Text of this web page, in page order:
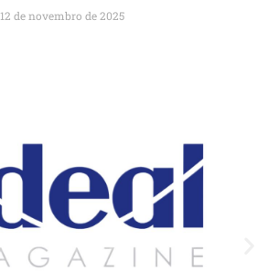
12 de novembro de 2025